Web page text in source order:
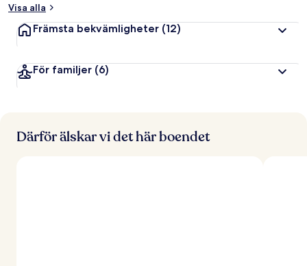
Visa alla
Främsta bekvämligheter (12)
För familjer (6)
Därför älskar vi det här boendet